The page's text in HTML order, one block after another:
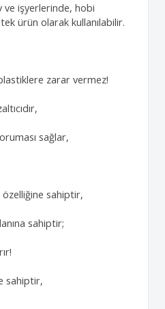
ve işyerlerinde, hobi
ürün olarak kullanılabilir.
zarar vermez!
sağlar,
sahiptir,
sahiptir;
sahiptir,